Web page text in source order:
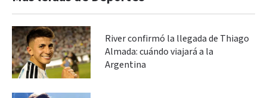
River confirmó la llegada de Thiago
Almada: cuándo viajará a la
Argentina